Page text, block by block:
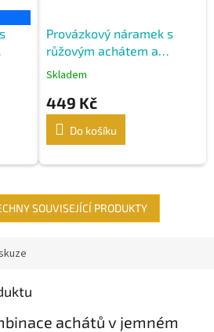
Provázkový náramek s
růžovým achátem a
lesklými stříbrnými
Skladem
449 Kč
Do košíku
SOUVISEJÍCÍ PRODUKTY
achátů v jemném